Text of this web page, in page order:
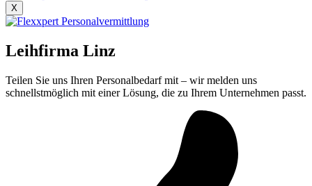
X
Leihfirma Linz
Teilen Sie uns Ihren Personalbedarf mit – wir melden uns
schnellstmöglich mit einer Lösung, die zu Ihrem Unternehmen passt.